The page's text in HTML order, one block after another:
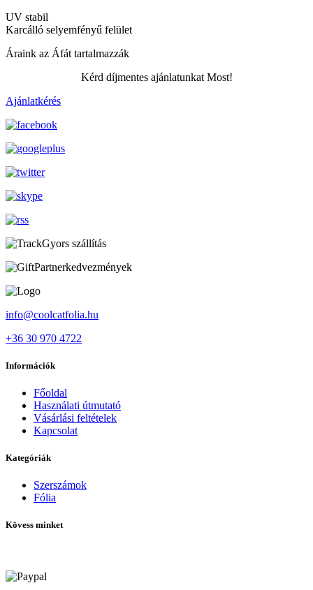
UV stabil
Karcálló selyemfényű felület
Áraink az Áfát tartalmazzák
Kérd díjmentes ajánlatunkat Most!
Ajánlatkérés
Gyors szállítás
Partnerkedvezmények
info@coolcatfolia.hu
+36 30 970 4722
Információk
Főoldal
Használati útmutató
Vásárlási feltételek
Kapcsolat
Kategóriák
Szerszámok
Fólia
Kövess minket